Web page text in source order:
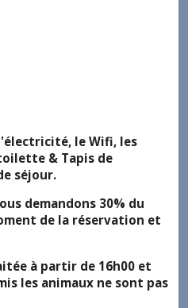
le Wifi, les
& Tapis de
séjour.
demandons 30% du
de la réservation et
à partir de 16h00 et
les animaux ne sont pas